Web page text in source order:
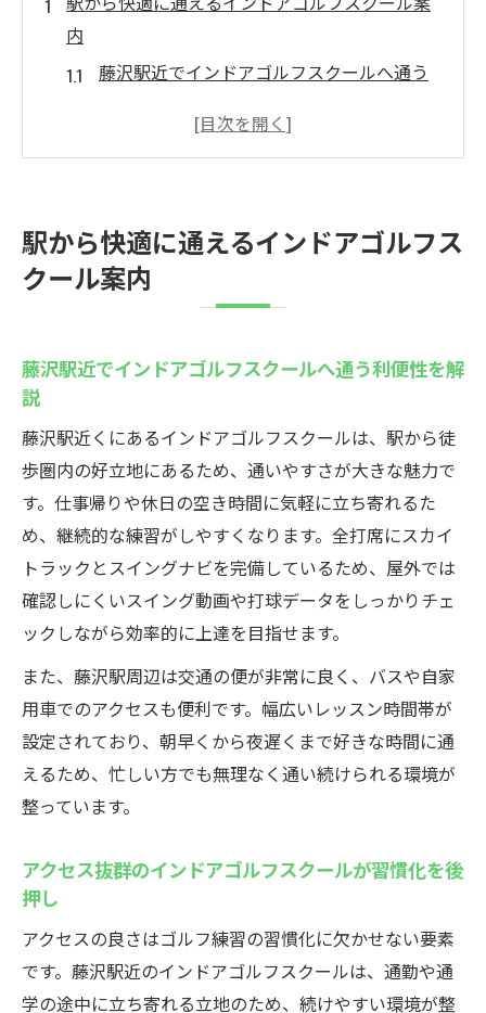
内
藤沢駅近でインドアゴルフスクールへ通う
アクセス抜群のインドアゴルフスクールが
安心の通いやすさ
藤沢駅から歩いて行けるインドアゴルフス
クールの魅力
着眼点
インドアゴルフスクール初心者向けレッス
ンの特徴を紹介
藤沢駅周辺のゴルフ初心者にも安心なレッ
スンプラン解説
未経験者も安心インドアゴルフスクールの
少人数指導
インドアゴルフスクールの豊富なレッスン
で基礎から上達
初心者が通いやすい藤沢インドアゴルフス
クールの選び方
仕事帰りも安心の広いレッスン時間が魅力なウ
インドアゴルフスクールは平日夜も通える
仕事帰りに藤沢駅からインドアゴルフスク
ールへ直行可能
駅から快適に通えるインドアゴルフス
クール案内
藤沢駅近でインドアゴルフスクールへ通う利便性を解
説
藤沢駅近くにあるインドアゴルフスクールは、駅から徒
歩圏内の好立地にあるため、通いやすさが大きな魅力で
す。仕事帰りや休日の空き時間に気軽に立ち寄れるた
め、継続的な練習がしやすくなります。全打席にスカイ
トラックとスイングナビを完備しているため、屋外では
確認しにくいスイング動画や打球データをしっかりチェ
ックしながら効率的に上達を目指せます。
また、藤沢駅周辺は交通の便が非常に良く、バスや自家
用車でのアクセスも便利です。幅広いレッスン時間帯が
設定されており、朝早くから夜遅くまで好きな時間に通
えるため、忙しい方でも無理なく通い続けられる環境が
整っています。
アクセス抜群のインドアゴルフスクールが習慣化を後
押し
アクセスの良さはゴルフ練習の習慣化に欠かせない要素
です。藤沢駅近のインドアゴルフスクールは、通勤や通
学の途中に立ち寄れる立地のため、続けやすい環境が整